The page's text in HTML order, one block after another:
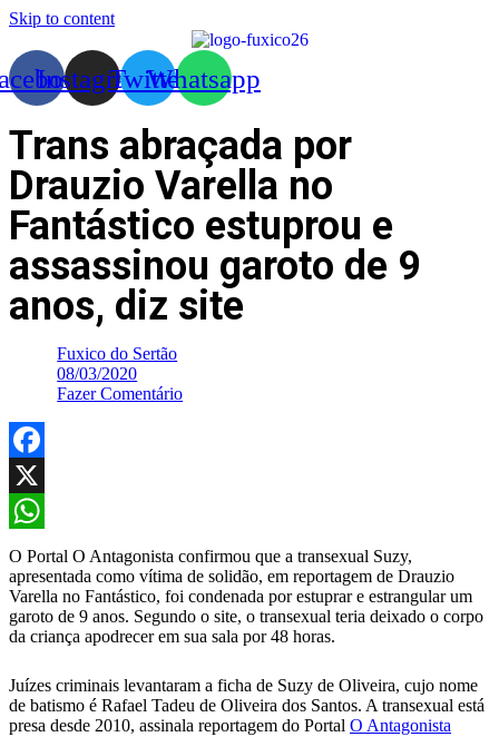
Skip to content
InstagramTwitterWhatsapp
Trans abraçada por
Drauzio Varella no
Fantástico estuprou e
assassinou garoto de 9
anos, diz site
Fuxico do Sertão
08/03/2020
Fazer Comentário
Facebook
X
WhatsApp
O Portal O Antagonista confirmou que a transexual Suzy,
apresentada como vítima de solidão, em reportagem de Drauzio
Varella no Fantástico, foi condenada por estuprar e estrangular um
garoto de 9 anos. Segundo o site, o transexual teria deixado o corpo
da criança apodrecer em sua sala por 48 horas.
Juízes criminais levantaram a ficha de Suzy de Oliveira, cujo nome
de batismo é Rafael Tadeu de Oliveira dos Santos. A transexual está
presa desde 2010, assinala reportagem do Portal O Antagonista